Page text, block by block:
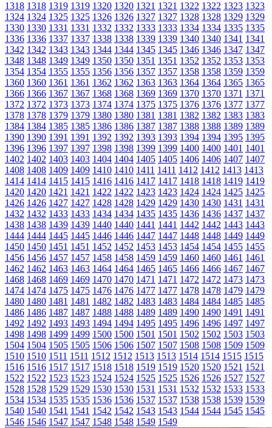
1318 1318 1319 1319 1320 1320 1321 1321 1322 1322 1323 1323
1324 1324 1325 1325 1326 1326 1327 1327 1328 1328 1329 1329
1330 1330 1331 1331 1332 1332 1333 1333 1334 1334 1335 1335
1336 1336 1337 1337 1338 1338 1339 1339 1340 1340 1341 1341
1342 1342 1343 1343 1344 1344 1345 1345 1346 1346 1347 1347
1348 1348 1349 1349 1350 1350 1351 1351 1352 1352 1353 1353
1354 1354 1355 1355 1356 1356 1357 1357 1358 1358 1359 1359
1360 1360 1361 1361 1362 1362 1363 1363 1364 1364 1365 1365
1366 1366 1367 1367 1368 1368 1369 1369 1370 1370 1371 1371
1372 1372 1373 1373 1374 1374 1375 1375 1376 1376 1377 1377
1378 1378 1379 1379 1380 1380 1381 1381 1382 1382 1383 1383
1384 1384 1385 1385 1386 1386 1387 1387 1388 1388 1389 1389
1390 1390 1391 1391 1392 1392 1393 1393 1394 1394 1395 1395
1396 1396 1397 1397 1398 1398 1399 1399 1400 1400 1401 1401
1402 1402 1403 1403 1404 1404 1405 1405 1406 1406 1407 1407
1408 1408 1409 1409 1410 1410 1411 1411 1412 1412 1413 1413
1414 1414 1415 1415 1416 1416 1417 1417 1418 1418 1419 1419
1420 1420 1421 1421 1422 1422 1423 1423 1424 1424 1425 1425
1426 1426 1427 1427 1428 1428 1429 1429 1430 1430 1431 1431
1432 1432 1433 1433 1434 1434 1435 1435 1436 1436 1437 1437
1438 1438 1439 1439 1440 1440 1441 1441 1442 1442 1443 1443
1444 1444 1445 1445 1446 1446 1447 1447 1448 1448 1449 1449
1450 1450 1451 1451 1452 1452 1453 1453 1454 1454 1455 1455
1456 1456 1457 1457 1458 1458 1459 1459 1460 1460 1461 1461
1462 1462 1463 1463 1464 1464 1465 1465 1466 1466 1467 1467
1468 1468 1469 1469 1470 1470 1471 1471 1472 1472 1473 1473
1474 1474 1475 1475 1476 1476 1477 1477 1478 1478 1479 1479
1480 1480 1481 1481 1482 1482 1483 1483 1484 1484 1485 1485
1486 1486 1487 1487 1488 1488 1489 1489 1490 1490 1491 1491
1492 1492 1493 1493 1494 1494 1495 1495 1496 1496 1497 1497
1498 1498 1499 1499 1500 1500 1501 1501 1502 1502 1503 1503
1504 1504 1505 1505 1506 1506 1507 1507 1508 1508 1509 1509
1510 1510 1511 1511 1512 1512 1513 1513 1514 1514 1515 1515
1516 1516 1517 1517 1518 1518 1519 1519 1520 1520 1521 1521
1522 1522 1523 1523 1524 1524 1525 1525 1526 1526 1527 1527
1528 1528 1529 1529 1530 1530 1531 1531 1532 1532 1533 1533
1534 1534 1535 1535 1536 1536 1537 1537 1538 1538 1539 1539
1540 1540 1541 1541 1542 1542 1543 1543 1544 1544 1545 1545
1546 1546 1547 1547 1548 1548 1549 1549